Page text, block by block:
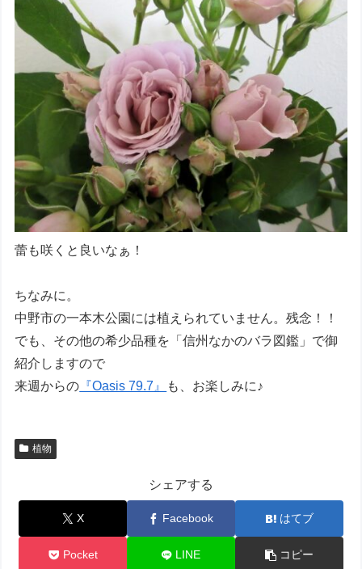
蕾も咲くと良いなぁ！
ちなみに。
中野市の一本木公園には植えられていません。残念！！
でも、その他の希少品種を「信州なかのバラ図鑑」で御
紹介しますので
来週からの 『Oasis 79.7』 も、お楽しみに♪
植物
シェアする
X Facebook はてブ
Pocket LINE コピー